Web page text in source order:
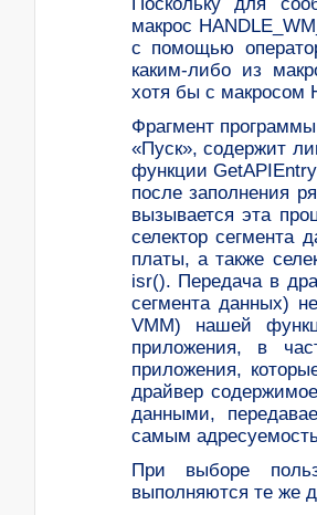
макрос
с помощью
каким-либо из
хотя бы с макросом
Фрагмент
«Пуск», содержит
функции
после заполнения
вызывается эта
селектор сегмента
платы, а также
isr(). Передача в
сегмента данных)
VMM) нашей
приложения, в
приложения,
драйвер
данными,
самым
При выборе
выполняются те же